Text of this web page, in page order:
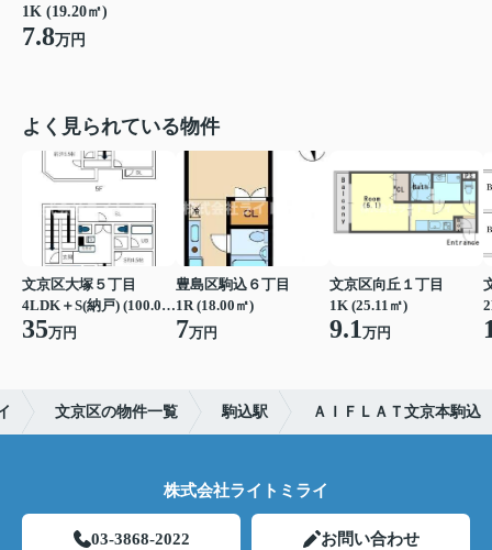
1K (19.20㎡)
7.8万円
よく見られている物件
文京区大塚５丁目
4LDK＋S(納戸) (100.00㎡)
35万円
豊島区駒込６丁目
1R (18.00㎡)
7万円
文京区向丘１丁目
1K (25.11㎡)
9.1万円
文京区の物件一覧 駒込駅 ＡＩＦＬＡＴ文京本駒込
株式会社ライトミライ
03-3868-2022 お問い合わせ